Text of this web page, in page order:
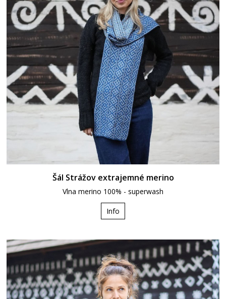
Šál Strážov extrajemné merino
Vlna merino 100% - superwash
Info